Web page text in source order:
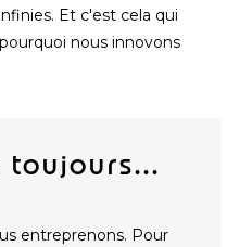
Et c'est cela qui
nous innovons
toujours...
entreprenons. Pour